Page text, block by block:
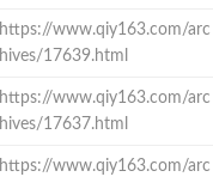
https://www.qiy163.com/arc
hives/17639.html
https://www.qiy163.com/arc
hives/17637.html
https://www.qiy163.com/arc